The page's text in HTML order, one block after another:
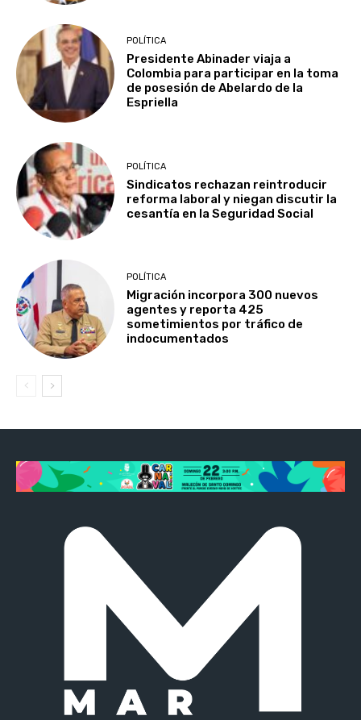
POLÍTICA
Presidente Abinader viaja a
Colombia para participar en la toma
de posesión de Abelardo de la
Espriella
POLÍTICA
Sindicatos rechazan reintroducir
reforma laboral y niegan discutir la
cesantía en la Seguridad Social
POLÍTICA
Migración incorpora 300 nuevos
agentes y reporta 425
sometimientos por tráfico de
indocumentados